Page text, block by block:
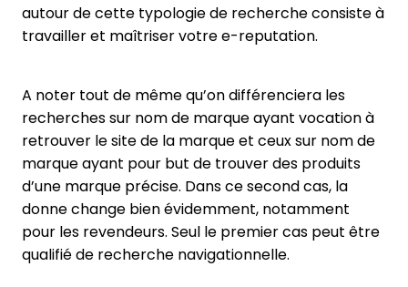
autour de cette typologie de recherche consiste à
travailler et maîtriser votre e-reputation.
A noter tout de même qu’on différenciera les
recherches sur nom de marque ayant vocation à
retrouver le site de la marque et ceux sur nom de
marque ayant pour but de trouver des produits
d’une marque précise. Dans ce second cas, la
donne change bien évidemment, notamment
pour les revendeurs. Seul le premier cas peut être
qualifié de recherche navigationnelle.